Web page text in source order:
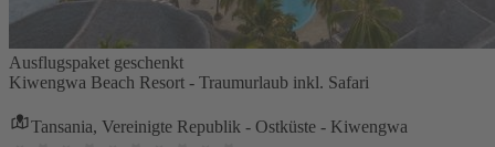
Ausflugspaket geschenkt
Kiwengwa Beach Resort - Traumurlaub inkl. Safari
Tansania, Vereinigte Republik - Ostküste - Kiwengwa